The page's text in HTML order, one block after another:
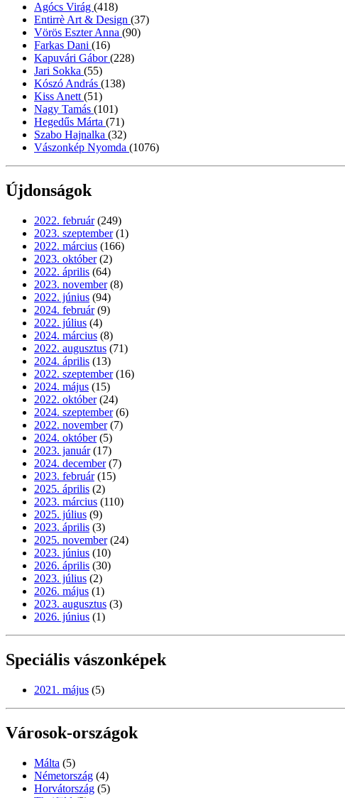
Agócs Virág (418)
Entirrè Art & Design (37)
Vörös Eszter Anna (90)
Farkas Dani (16)
Kapuvári Gábor(228)
Jari Sokka (55)
Kószó András (138)
Kiss Anett (51)
Nagy Tamás (101)
Hegedűs Márta (71)
Szabo Hajnalka (32)
Vászonkép Nyomda (1076)
Újdonságok
2022. február (249)
2023. szeptember (1)
2022. március (166)
2023. október (2)
2022. április (64)
2023. november (8)
2022. június (94)
2024. február (9)
2022. július (4)
2024. március (8)
2022. augusztus (71)
2024. április (13)
2022. szeptember (16)
2024. május (15)
2022. október (24)
2024. szeptember (6)
2022. november (7)
2024. október (5)
2023. január (17)
2024. december (7)
2023. február (15)
2025. április (2)
2023. március (110)
2025. július (9)
2023. április (3)
2025. november (24)
2023. június (10)
2026. április (30)
2023. július (2)
2026. május (1)
2023. augusztus (3)
2026. június (1)
Speciális vászonképek
2021. május (5)
Városok-országok
Málta (5)
Németország (4)
Horvátország (5)